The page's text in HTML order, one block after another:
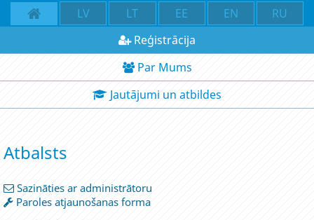
LV LT EE EN
RU
Reģistrācija
Par Mums
Jautājumi un atbildes
Atbalsts
Sazināties ar administrātoru
Paroles atjaunošanas forma